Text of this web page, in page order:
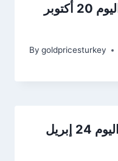
سعر الذهب في تركيا اليوم 20 أكتوبر
By goldpricesturkey
سعر الذهب في تركيا اليوم 24 إبريل